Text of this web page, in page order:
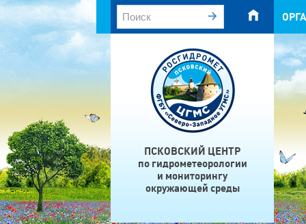
ПСКОВСКИЙ ЦЕНТР
по гидрометеорологии
и мониторингу
окружающей среды